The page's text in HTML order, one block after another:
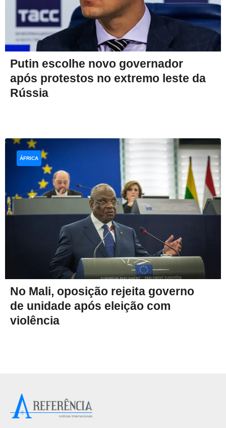
Putin escolhe novo governador
após protestos no extremo leste da
Rússia
No Mali, oposição rejeita governo
de unidade após eleição com
violência
ÁFRICA